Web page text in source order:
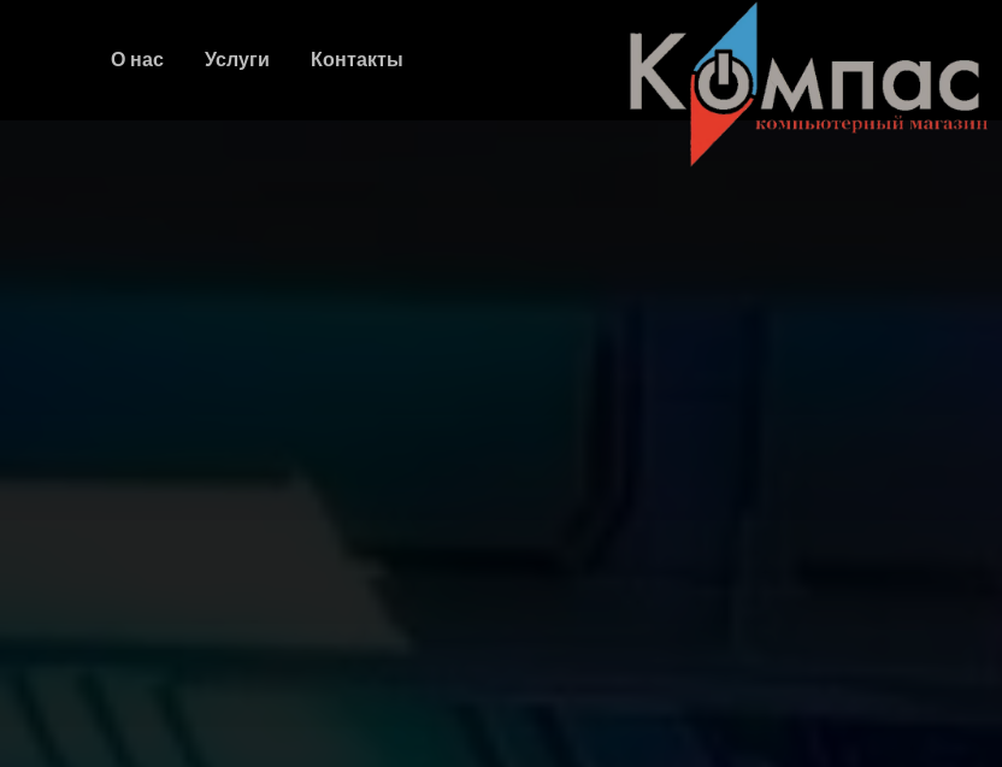
О нас Услуги Контакты